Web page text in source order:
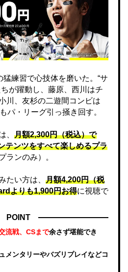
猛練習で心技体を磨いた。“サ
が躍動し、藤原、西川はチ
川、友杉の二遊間コンビは
パ・リーグ引っ掻き回す。
、 月額2,300円（税込）で
テンツをすべて楽しめるプラ
ランのみ）。
たい方は、 月額4,200円（税
よりも1,900円お得に視聴で
POINT
流戦、CSまで余さず堪能でき
メンタリーやバズリプレイなどコ